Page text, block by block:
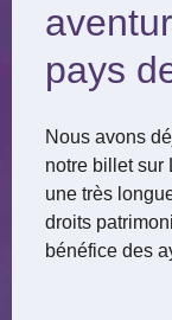
pays
Nous avons
notre billet sur
une très
droits
bénéfice des